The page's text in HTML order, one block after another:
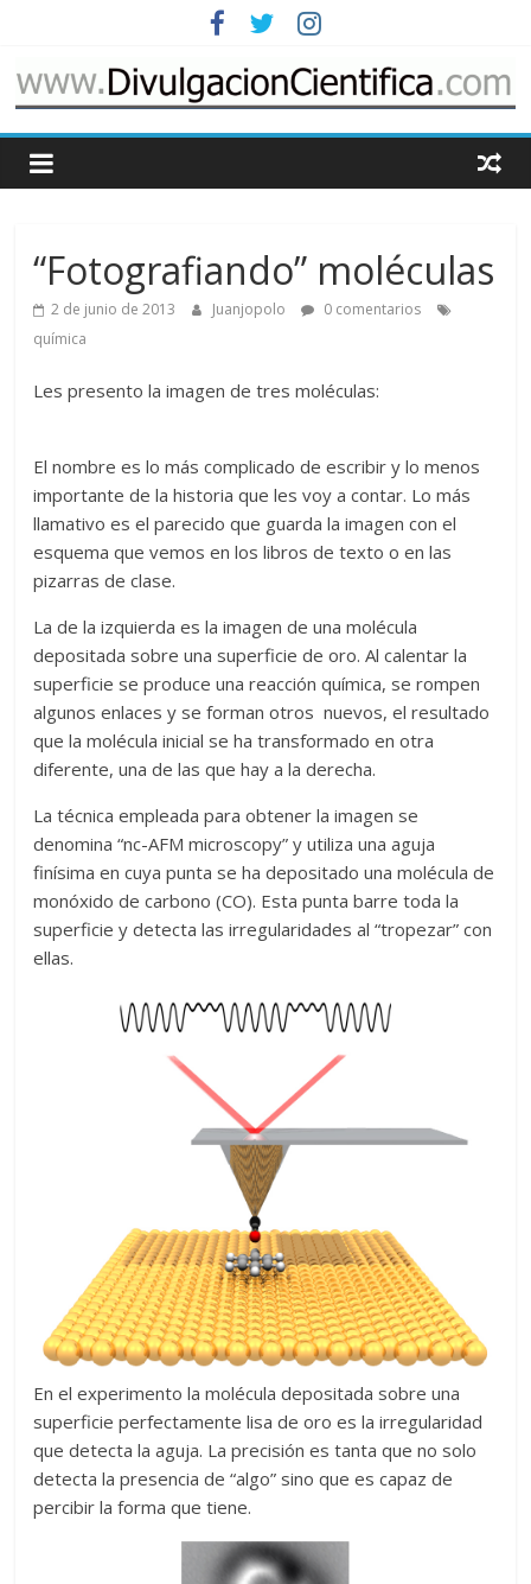
contenido
Cosas
divulgación
de
ciencia
“Fotografiando” moléculas
2 de junio de 2013 Juanjopolo
0 comentarios
química
Les presento la imagen de tres moléculas:
El nombre es lo más complicado de escribir y lo menos
importante de la historia que les voy a contar. Lo más
llamativo es el parecido que guarda la imagen con el
esquema que vemos en los libros de texto o en las
pizarras de clase.
La de la izquierda es la imagen de una molécula
depositada sobre una superficie de oro. Al calentar la
superficie se produce una reacción química, se rompen
algunos enlaces y se forman otros nuevos, el resultado
que la molécula inicial se ha transformado en otra
diferente, una de las que hay a la derecha.
La técnica empleada para obtener la imagen se
denomina “nc-AFM microscopy” y utiliza una aguja
finísima en cuya punta se ha depositado una molécula de
monóxido de carbono (CO). Esta punta barre toda la
superficie y detecta las irregularidades al “tropezar” con
ellas.
En el experimento la molécula depositada sobre una
superficie perfectamente lisa de oro es la irregularidad
que detecta la aguja. La precisión es tanta que no solo
detecta la presencia de “algo” sino que es capaz de
percibir la forma que tiene.